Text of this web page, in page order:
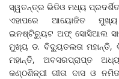
ସ୍ୱତନ୍ତ୍ର ଭିଡିଓ ମଧ୍ୟ ପ୍ରଦର୍ଶିତ
ଏହାପରେ ଆୟୋଜିତ ମୁଖ୍ୟ
ଇନଷ୍ଟିଚ୍ୟୁଟ ଅଫ୍ ସୋସିଆଲ
ମୁଖ୍ୟ ଡ. ବିଦ୍ୟୁତଲତା
ମହାନ୍ତି, ଅବସରପ୍ରାପ୍ତ
କଣ୍ଠଶିଳ୍ପୀ ଗୀତା ଦାସ ଓ